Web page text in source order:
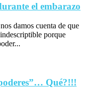
el embarazo
damos cuenta de que
porque
Qué?!!!